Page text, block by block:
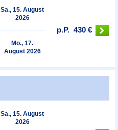
Sa., 15. August
2026
Mo., 17.
August 2026
p.P. 430 €
Sa., 15. August
2026